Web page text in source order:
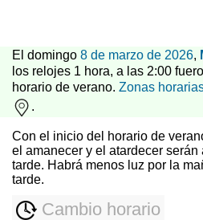
El domingo 8 de marzo de 2026,
los relojes 1 hora, a las 2:00
horario de verano. Zonas
.
Con el inicio del horario de
el amanecer y el atardecer serán
tarde. Habrá menos luz por la
tarde.
Cambio horario